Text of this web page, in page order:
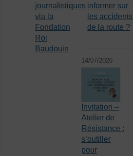
journalistiques
via la
Fondation
Roi
Baudouin
informer sur
les accidents
de la route ?
14/07/2026
Invitation –
Atelier de
Résistance :
s’outiller
pour